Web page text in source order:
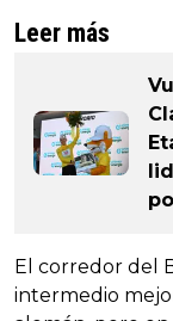
Leer más
El corredor del
intermedio